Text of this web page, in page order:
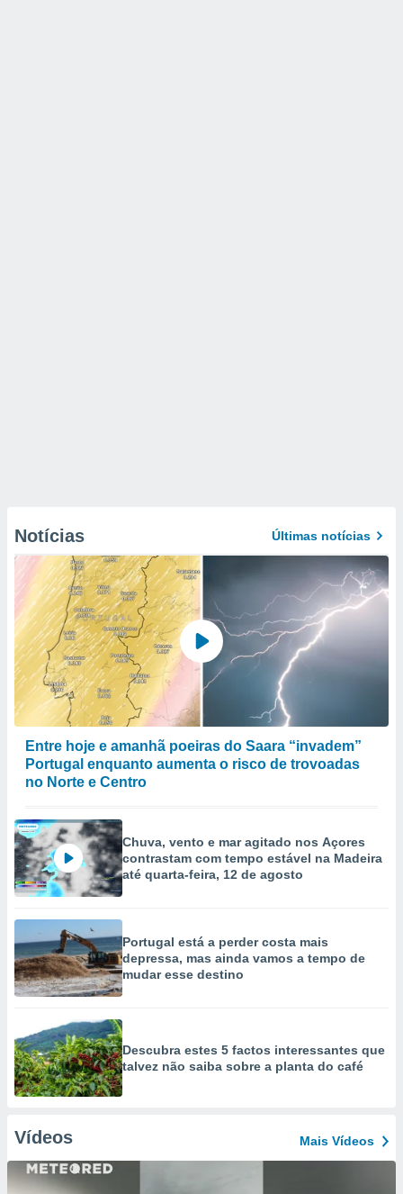
Notícias Últimas notícias
Entre hoje e amanhã poeiras do Saara “invadem”
Portugal enquanto aumenta o risco de trovoadas
no Norte e Centro
Chuva, vento e mar agitado nos Açores
contrastam com tempo estável na Madeira
até quarta-feira, 12 de agosto
Portugal está a perder costa mais
depressa, mas ainda vamos a tempo de
mudar esse destino
Descubra estes 5 factos interessantes que
talvez não saiba sobre a planta do café
Vídeos Mais Vídeos